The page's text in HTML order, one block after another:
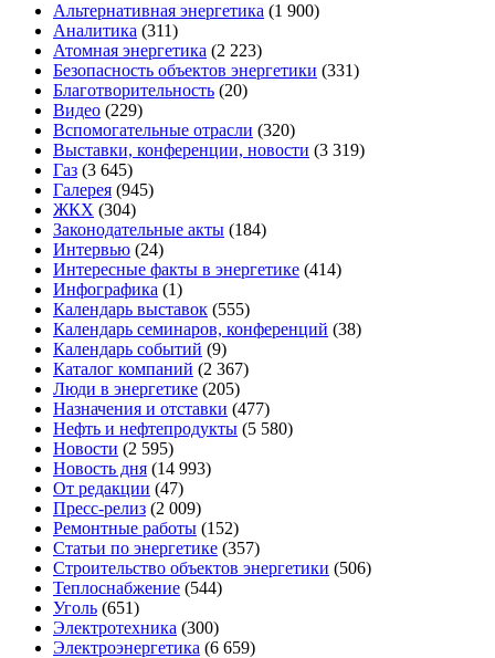
Альтернативная энергетика (1 900)
Аналитика (311)
Атомная энергетика (2 223)
Безопасность объектов энергетики (331)
Благотворительность (20)
Видео (229)
Вспомогательные отрасли (320)
Выставки, конференции, новости (3 319)
Газ (3 645)
Галерея (945)
ЖКХ (304)
Законодательные акты (184)
Интервью (24)
Интересные факты в энергетике (414)
Инфографика (1)
Календарь выставок (555)
Календарь семинаров, конференций (38)
Календарь событий (9)
Каталог компаний (2 367)
Люди в энергетике (205)
Назначения и отставки (477)
Нефть и нефтепродукты (5 580)
Новости (2 595)
Новость дня (14 993)
От редакции (47)
Пресс-релиз (2 009)
Ремонтные работы (152)
Статьи по энергетике (357)
Строительство объектов энергетики (506)
Теплоснабжение (544)
Уголь (651)
Электротехника (300)
Электроэнергетика (6 659)